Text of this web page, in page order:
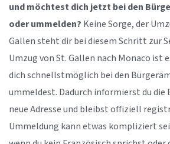
und möchtest dich jetzt bei den
oder ummelden? Keine Sorge, der
Gallen steht dir bei diesem Schritt zur
Umzug von St. Gallen nach Monaco ist
dich schnellstmöglich bei den
ummeldest. Dadurch informierst du die
neue Adresse und bleibst offiziell
Ummeldung kann etwas kompliziert